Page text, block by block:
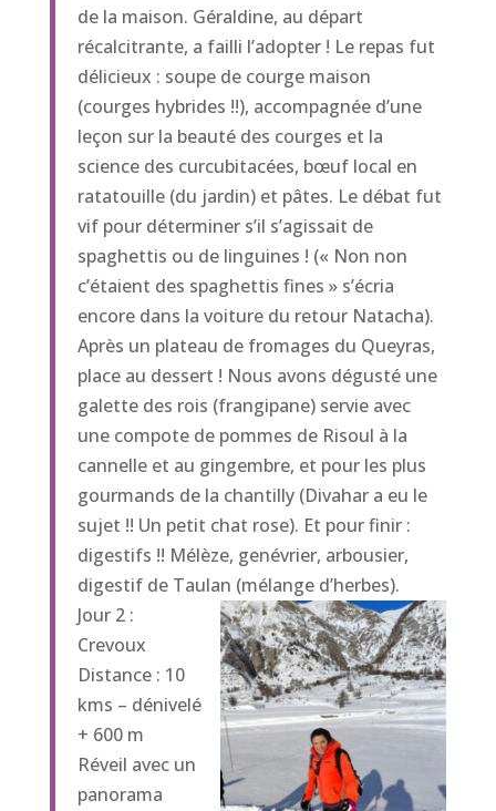
de la maison. Géraldine, au départ
récalcitrante, a failli l’adopter ! Le repas fut
délicieux : soupe de courge maison
(courges hybrides !!), accompagnée d’une
leçon sur la beauté des courges et la
science des curcubitacées, bœuf local en
ratatouille (du jardin) et pâtes. Le débat fut
vif pour déterminer s’il s’agissait de
spaghettis ou de linguines ! (« Non non
c’étaient des spaghettis fines » s’écria
encore dans la voiture du retour Natacha).
Après un plateau de fromages du Queyras,
place au dessert ! Nous avons dégusté une
galette des rois (frangipane) servie avec
une compote de pommes de Risoul à la
cannelle et au gingembre, et pour les plus
gourmands de la chantilly (Divahar a eu le
sujet !! Un petit chat rose). Et pour finir :
digestifs !! Mélèze, genévrier, arbousier,
digestif de Taulan (mélange d’herbes).
Jour 2 :
Crevoux
Distance : 10
kms – dénivelé
+ 600 m
Réveil avec un
panorama